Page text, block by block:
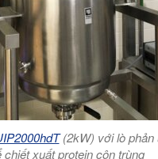
(2kW) với lò phản
chiết xuất protein côn trùng